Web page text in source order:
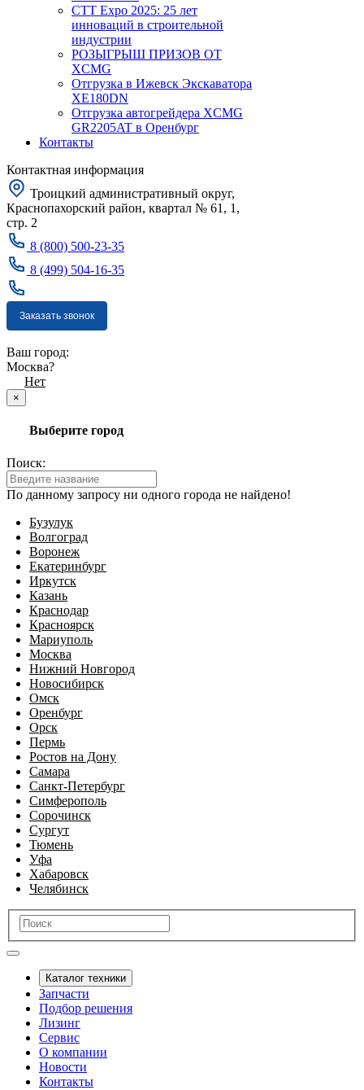
CTT Expo 2025: 25 лет
инноваций в строительной
индустрии
РОЗЫГРЫШ ПРИЗОВ ОТ
XCMG
Отгрузка в Ижевск Экскаватора
XE180DN
Отгрузка автогрейдера XCMG
GR2205AT в Оренбург
Контакты
Контактная информация
Троицкий административный округ,
Краснопахорский район, квартал № 61, 1,
стр. 2
8 (800) 500-23-35
8 (499) 504-16-35
Заказать звонок
Ваш город:
Москва?
Нет
×
Выберите город
Поиск:
По данному запросу ни одного города не найдено!
Бузулук
Волгоград
Воронеж
Екатеринбург
Иркутск
Казань
Краснодар
Красноярск
Мариуполь
Москва
Нижний Новгород
Новосибирск
Омск
Оренбург
Орск
Пермь
Ростов на Дону
Самара
Санкт-Петербург
Симферополь
Сорочинск
Сургут
Тюмень
Уфа
Хабаровск
Челябинск
Каталог техники
Запчасти
Подбор решения
Лизинг
Сервис
О компании
Новости
Контакты